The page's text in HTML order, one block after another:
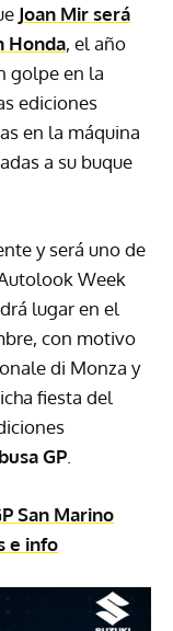
Joan Mir será
Honda, el año
golpe en la
ediciones
en la máquina
a su buque
y será uno de
Week
lugar en el
con motivo
di Monza y
fiesta del
GP
San Marino
e info